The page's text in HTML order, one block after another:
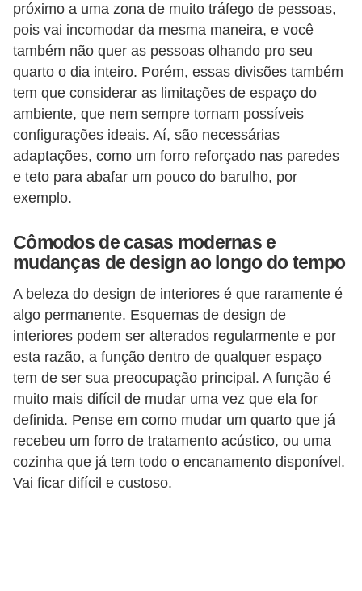
próximo a uma zona de muito tráfego de pessoas,
pois vai incomodar da mesma maneira, e você
também não quer as pessoas olhando pro seu
quarto o dia inteiro. Porém, essas divisões também
tem que considerar as limitações de espaço do
ambiente, que nem sempre tornam possíveis
configurações ideais. Aí, são necessárias
adaptações, como um forro reforçado nas paredes
e teto para abafar um pouco do barulho, por
exemplo.
Cômodos de casas modernas e
mudanças de design ao longo do tempo
A beleza do design de interiores é que raramente é
algo permanente. Esquemas de design de
interiores podem ser alterados regularmente e por
esta razão, a função dentro de qualquer espaço
tem de ser sua preocupação principal. A função é
muito mais difícil de mudar uma vez que ela for
definida. Pense em como mudar um quarto que já
recebeu um forro de tratamento acústico, ou uma
cozinha que já tem todo o encanamento disponível.
Vai ficar difícil e custoso.